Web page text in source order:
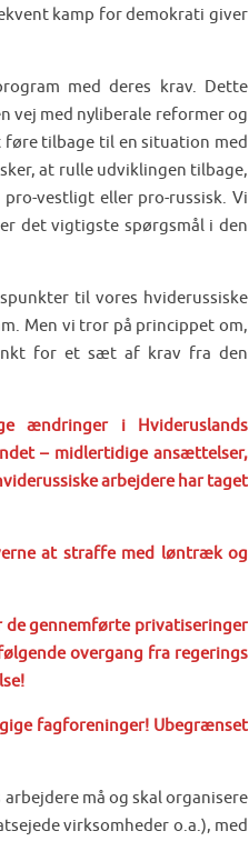
kamp for demokrati giver
med deres krav. Dette
vej med nyliberale reformer og
tilbage til en situation med
at rulle udviklingen tilbage,
vestligt eller pro-russisk. Vi
det vigtigste spørgsmål i den
til vores hviderussiske
Men vi tror på princippet om,
for et sæt af krav fra den
ændringer i Hvideruslands
– midlertidige ansættelser,
arbejdere har taget
at straffe med løntræk og
gennemførte privatiseringer
overgang fra regerings
fagforeninger! Ubegrænset
må og skal organisere
virksomheder o.a.), med